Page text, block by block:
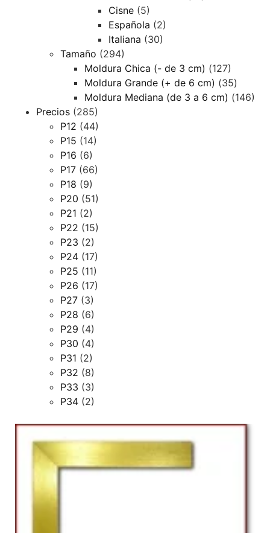
Cisne (5)
Española (2)
Italiana (30)
Tamaño (294)
Moldura Chica (- de 3 cm) (127)
Moldura Grande (+ de 6 cm) (35)
Moldura Mediana (de 3 a 6 cm) (146)
Precios (285)
P12 (44)
P15 (14)
P16 (6)
P17 (66)
P18 (9)
P20 (51)
P21 (2)
P22 (15)
P23 (2)
P24 (17)
P25 (11)
P26 (17)
P27 (3)
P28 (6)
P29 (4)
P30 (4)
P31 (2)
P32 (8)
P33 (3)
P34 (2)